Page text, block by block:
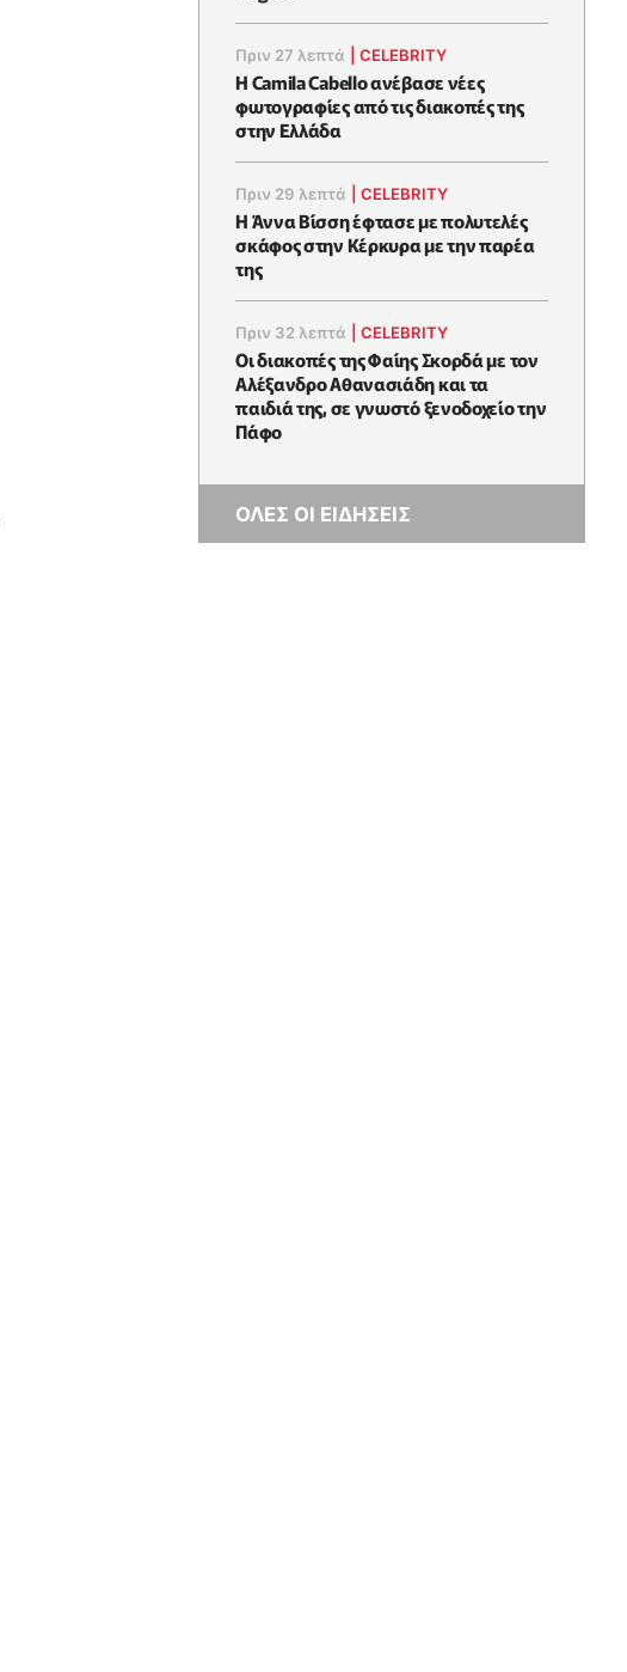
Πριν 27 λεπτά |CELEBRITY
Η Camila Cabello ανέβασε νέες
φωτογραφίες από τις διακοπές της
στην Ελλάδα
Πριν 29 λεπτά |CELEBRITY
Η Άννα Βίσση έφτασε με πολυτελές
σκάφος στην Κέρκυρα με την παρέα
της
Πριν 32 λεπτά |CELEBRITY
Οι διακοπές της Φαίης Σκορδά με τον
Αλέξανδρο Αθανασιάδη και τα
παιδιά της, σε γνωστό ξενοδοχείο την
Πάφο
ΟΛΕΣ ΟΙ ΕΙΔΗΣΕΙΣ